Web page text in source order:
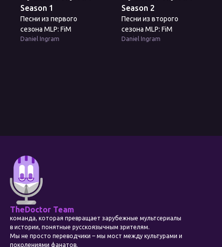
Season 1
Песни из первого
сезона MLP: FiM
Daniel Ingram
Season 2
Песни из второго
сезона MLP: FiM
Daniel Ingram
TheDoctor Team
команда, которая превращает зарубежные мультсериалы
в истории, понятные русскоязычным зрителям.
Мы не просто переводчики – мы мост между культурами и
поколениями фанатов.